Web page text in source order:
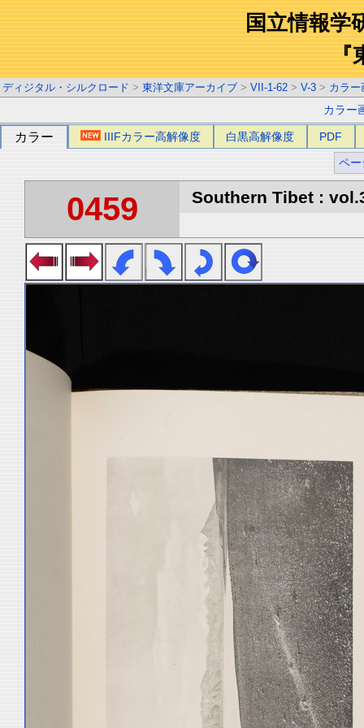
国立情報学
『
ディジタル・シルクロード > 東洋文庫アーカイブ > VII-1-62 > V-3 > カラー
カラー
カラー IIIFカラー高解像度 白黒高解像度 PDF
ペー
0459 Southern Tibet :